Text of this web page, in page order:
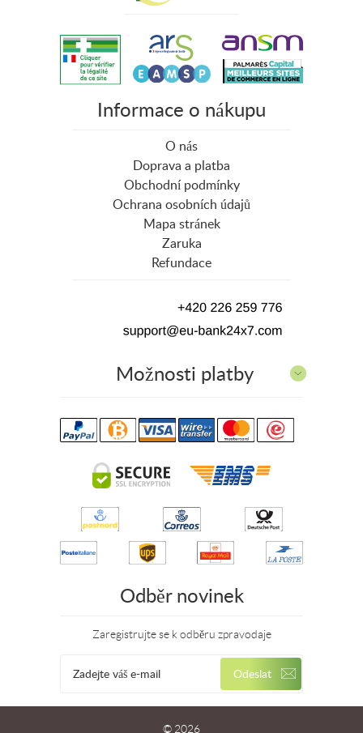
Informace o nákupu
O nás
Doprava a platba
Obchodní podmínky
Ochrana osobních údajů
Mapa stránek
Zaruka
Refundace
Možnosti platby
Odběr novinek
Zaregistrujte se k odběru zpravodaje
© 2026